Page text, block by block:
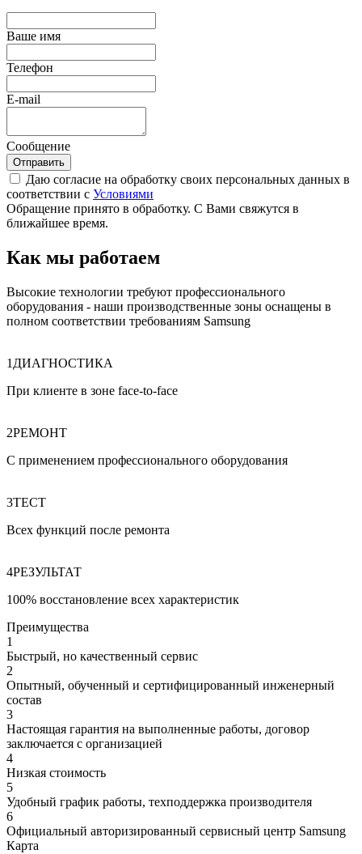
Ваше имя
Телефон
E-mail
Сообщение
Отправить
Даю согласие на обработку своих персональных данных в
соответствии с Условиями
Обращение принято в обработку. С Вами свяжутся в
ближайшее время.
Как мы работаем
Высокие технологии требуют профессионального
оборудования - наши производственные зоны оснащены в
полном соответствии требованиям Samsung
1 ДИАГНОСТИКА
При клиенте в зоне face‑to‑face
2РЕМОНТ
С применением профессионального оборудования
3ТЕСТ
Всех функций после ремонта
4РЕЗУЛЬТАТ
100% восстановление всех характеристик
Преимущества
1
Быстрый, но качественный сервис
2
Опытный, обученный и сертифицированный инженерный
состав
3
Настоящая гарантия на выполненные работы, договор
заключается с организацией
4
Низкая стоимость
5
Удобный график работы, техподдержка производителя
6
Официальный авторизированный сервисный центр Samsung
Карта